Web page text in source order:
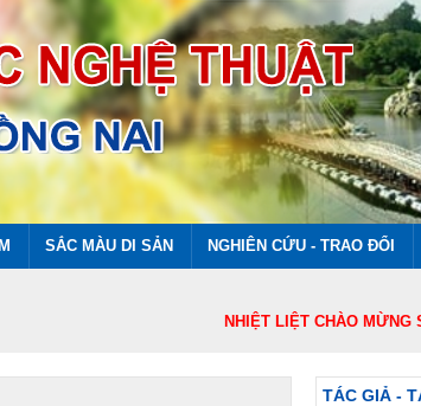
SẮC MÀU DI SẢN NGHIÊN CỨU - TRAO ĐỔI
NHIỆT LIỆT CHÀO MỪNG SỰ
TÁC GIẢ -